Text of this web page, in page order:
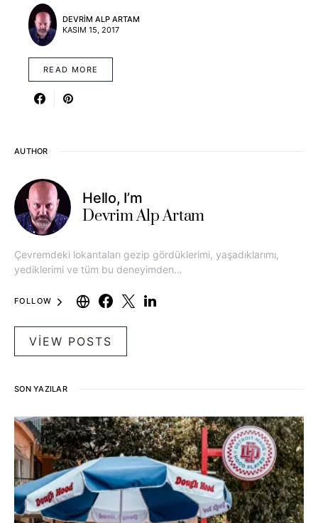
DEVRIM ALP ARTAM
KASIM 15, 2017
READ MORE
AUTHOR
Hello, I’m
Devrim Alp Artam
Çevremdeki lokantaları gezip gördüklerimi, yaşadıklarımı,
yediklerimi ve tüm bu deneyimden…
FOLLOW
VIEW POSTS
SON YAZILAR